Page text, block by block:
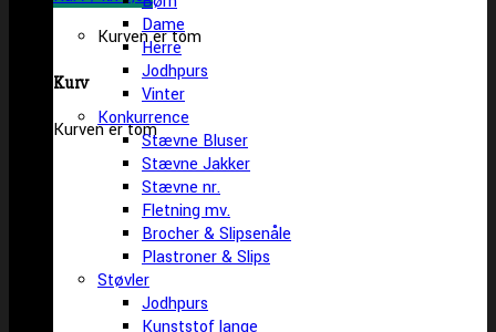
Kurven er tom
Kurv
Kurven er tom
Dame
Herre
Jodhpurs
Vinter
Konkurrence
Stævne Bluser
Stævne Jakker
Stævne nr.
Fletning mv.
Brocher & Slipsenåle
Plastroner & Slips
Støvler
Jodhpurs
Kunststof lange